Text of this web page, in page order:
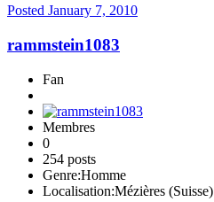
Posted January 7, 2010
rammstein1083
Fan
Membres
0
254 posts
Genre:Homme
Localisation:Mézières (Suisse)